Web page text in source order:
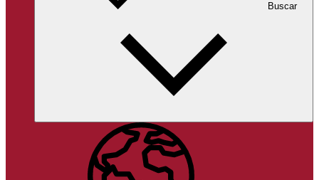
Buscar